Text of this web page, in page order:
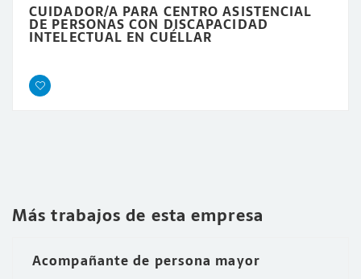
CUIDADOR/A PARA CENTRO ASISTENCIAL
DE PERSONAS CON DISCAPACIDAD
INTELECTUAL EN CUÉLLAR
Más trabajos de esta empresa
Acompañante de persona mayor